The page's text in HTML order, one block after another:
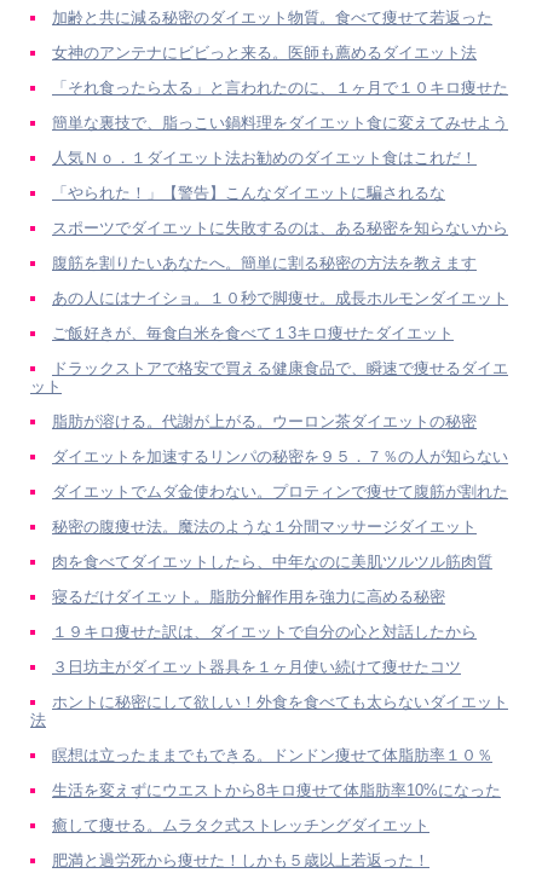
加齢と共に減る秘密のダイエット物質。食べて痩せて若返った
女神のアンテナにビビっと来る。医師も薦めるダイエット法
「それ食ったら太る」と言われたのに、１ヶ月で１０キロ痩せた
簡単な裏技で、脂っこい鍋料理をダイエット食に変えてみせよう
人気Ｎｏ．１ダイエット法お勧めのダイエット食はこれだ！
「やられた！」【警告】こんなダイエットに騙されるな
スポーツでダイエットに失敗するのは、ある秘密を知らないから
腹筋を割りたいあなたへ。簡単に割る秘密の方法を教えます
あの人にはナイショ。１０秒で脚痩せ。成長ホルモンダイエット
ご飯好きが、毎食白米を食べて１3キロ痩せたダイエット
ドラックストアで格安で買える健康食品で、瞬速で痩せるダイエ
ット
脂肪が溶ける。代謝が上がる。ウーロン茶ダイエットの秘密
ダイエットを加速するリンパの秘密を９５．７％の人が知らない
ダイエットでムダ金使わない。プロティンで痩せて腹筋が割れた
秘密の腹痩せ法。魔法のような１分間マッサージダイエット
肉を食べてダイエットしたら、中年なのに美肌ツルツル筋肉質
寝るだけダイエット。脂肪分解作用を強力に高める秘密
１９キロ痩せた訳は、ダイエットで自分の心と対話したから
３日坊主がダイエット器具を１ヶ月使い続けて痩せたコツ
ホントに秘密にして欲しい！外食を食べても太らないダイエット
法
瞑想は立ったままでもできる。ドンドン痩せて体脂肪率１０％
生活を変えずにウエストから8キロ痩せて体脂肪率10%になった
癒して痩せる。ムラタク式ストレッチングダイエット
肥満と過労死から痩せた！しかも５歳以上若返った！